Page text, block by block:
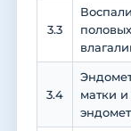
3.3
3.4
матки